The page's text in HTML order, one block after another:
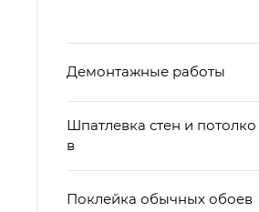
Демонтажные работы
Шпатлевка стен и потолко
в
Поклейка обычных обоев